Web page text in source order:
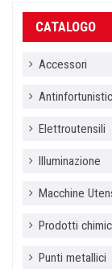
CATALOGO
Accessori
Elettroutensili
Illuminazione
Macchine
Prodotti
Punti metallici